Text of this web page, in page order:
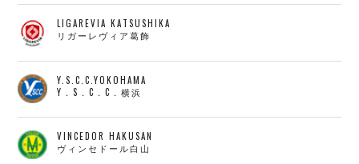
LIGAREVIA KATSUSHIKA
リガーレヴィア葛飾
Y.S.C.C.YOKOHAMA
Y．S．C．C．横浜
VINCEDOR HAKUSAN
ヴィンセドール白山